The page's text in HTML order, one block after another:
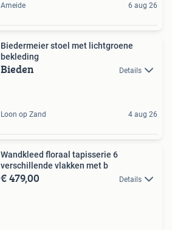
Ameide 6 aug 26
Biedermeier stoel met lichtgroene
bekleding
Bieden Details
Loon op Zand 4 aug 26
Wandkleed floraal tapisserie 6
verschillende vlakken met b
€ 479,00 Details